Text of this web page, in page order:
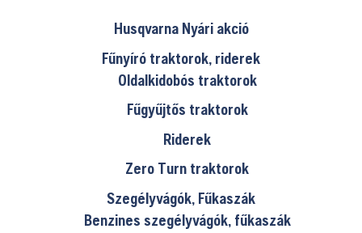
Husqvarna Nyári akció
Fűnyíró traktorok, riderek
Oldalkidobós traktorok
Fűgyűjtős traktorok
Riderek
Zero Turn traktorok
Szegélyvágók, Fűkaszák
Benzines szegélyvágók, fűkaszák